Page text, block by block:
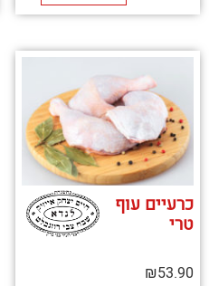
כרעיים עוף
טרי
₪53.90